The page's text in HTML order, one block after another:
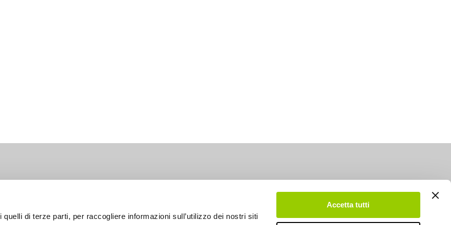
di terze parti, per raccogliere informazioni sull’utilizzo dei nostri siti
Accetta tutti